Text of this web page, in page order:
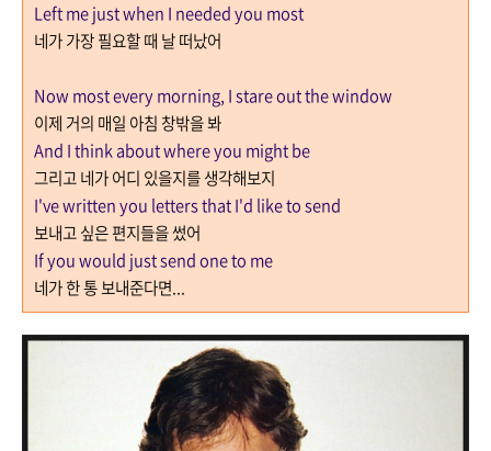
Left me just when I needed you most
네가 가장 필요할 때 날 떠났어
Now most every morning, I stare out the window
이제 거의 매일 아침 창밖을 봐
And I think about where you might be
그리고 네가 어디 있을지를 생각해보지
I've written you letters that I'd like to send
보내고 싶은 편지들을 썼어
If you would just send one to me
네가 한 통 보내준다면...